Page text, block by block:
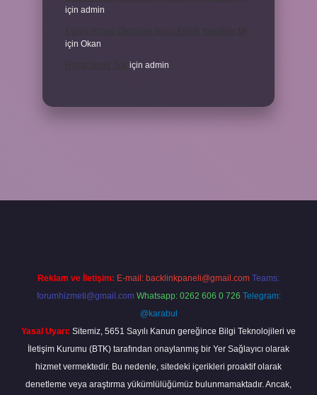
için admin
için Okan
için admin
Reklam ve İletişim: E-mail: backlinkpaneli@gmail.com Teams:
forumhizmeti@gmail.com Whatsapp: 0262 606 0 726 Telegram:
@karabul
Yasal Uyarı: Sitemiz, 5651 Sayılı Kanun gereğince Bilgi Teknolojileri ve
İletişim Kurumu (BTK) tarafından onaylanmış bir Yer Sağlayıcı olarak
hizmet vermektedir. Bu nedenle, sitedeki içerikleri proaktif olarak
denetleme veya araştırma yükümlülüğümüz bulunmamaktadır. Ancak,